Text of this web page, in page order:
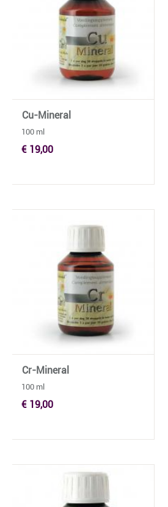
Cu-Mineral
100 ml
€ 19,00
Cr-Mineral
100 ml
€ 19,00